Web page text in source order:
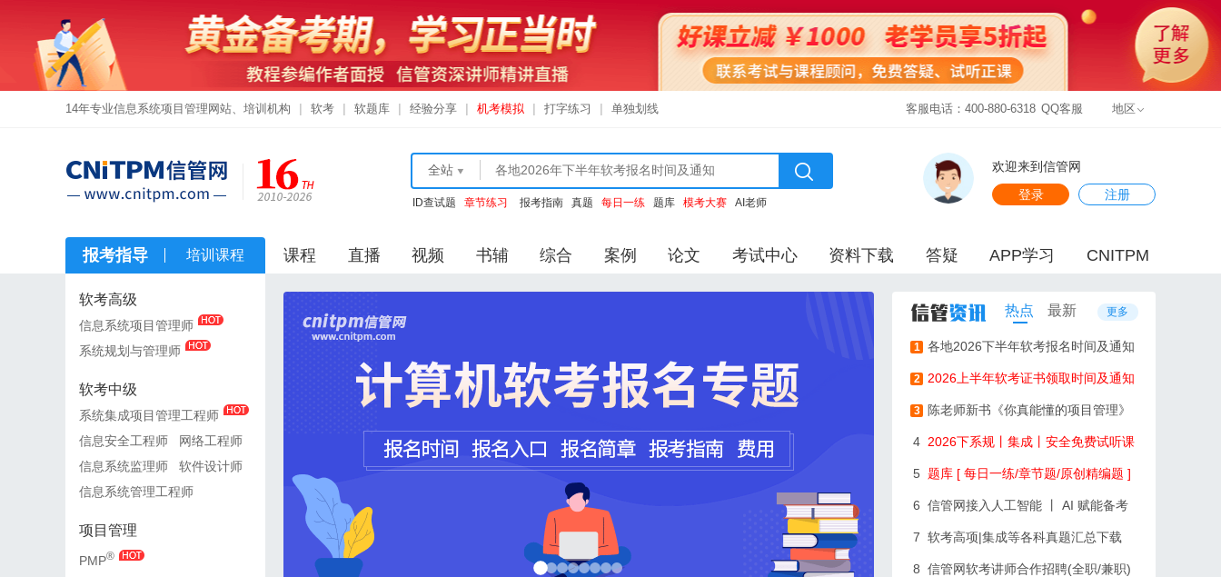
14年专业信息系统项目管理网站、培训机构 软考 软题库 经验分享 机考模拟 打字练习 单独划线 客服电话：400-880-6318 QQ客服 地区
全站
ID查试题 章节练习 报考指南 真题 每日一练 题库 模考大赛 AI老师
欢迎来到信管网
登录
注册
报考指导 培训课程 课程 直播 视频 书辅 综合 案例 论文 考试中心 资料下载 答疑 APP学习 CNITPM
软考高级
信息系统项目管理师
系统规划与管理师
软考中级
系统集成项目管理工程师
信息安全工程师
网络工程师
信息系统监理师
软件设计师
信息系统管理工程师
项目管理
PMP®
软考高级
信息系统项目管理师
网络工程师
软件设计师
信息系统管理工程师
项目管理
热点 最新 更多
1 各地2026下半年软考报名时间及通知
2 2026上半年软考证书领取时间及通知
3 陈老师新书《你真能懂的项目管理》
4 2026下系规丨集成丨安全免费试听课
5 题库 [ 每日一练/章节题/原创精编题 ]
6 信管网接入人工智能 丨 AI 赋能备考
7 软考高项|集成等各科真题汇总下载
8 信管网软考讲师合作招聘(全职/兼职)